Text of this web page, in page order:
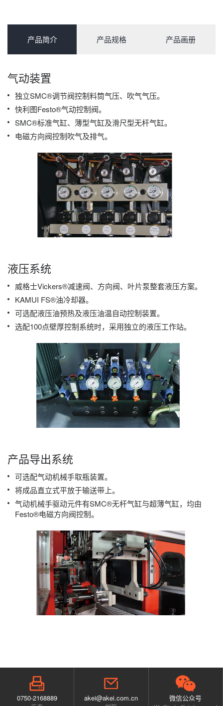
产品简介 产品规格 产品画册
气动装置
独立SMC®调节阀控制料筒气压、吹气气压。
快利图Festo®气动控制阀。
SMC®标准气缸、薄型气缸及滑尺型无杆气缸。
电磁方向阀控制吹气及排气。
液压系统
威格士Vickers®减速阀、方向阀、叶片泵整套液压方案。
KAMUI FS®油冷却器。
可选配液压油预热及液压油温自动控制装置。
选配100点壁厚控制系统时，采用独立的液压工作站。
产品导出系统
可选配气动机械手取瓶装置。
将成品直立式平放于输送带上。
气动机械手驱动元件有SMC®无杆气缸与超薄气缸，均由
Festo®电磁方向阀控制。
0750-2168889 akei@akei.com.cn 微信公众号